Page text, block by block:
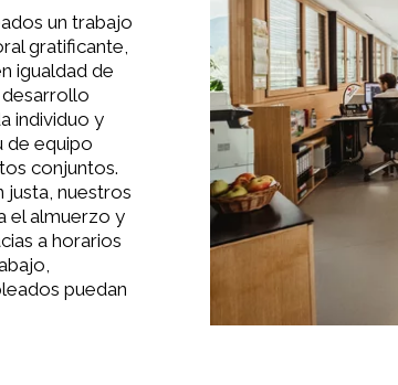
un trabajo
gratificante,
igualdad de
individuo y
de equipo
conjuntos.
justa, nuestros
el almuerzo y
a horarios
puedan